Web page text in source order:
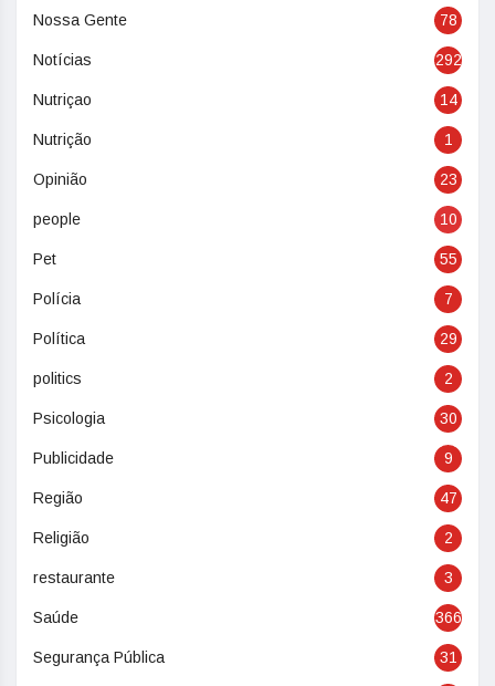
Nossa Gente 78
Notícias 292
Nutriçao 14
Nutrição 1
Opinião 23
people 10
Pet 55
Polícia 7
Política 29
politics 2
Psicologia 30
Publicidade 9
Região 47
Religião 2
restaurante 3
Saúde 366
Segurança Pública 31